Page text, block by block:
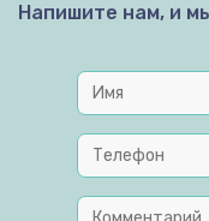
Напишите нам, и